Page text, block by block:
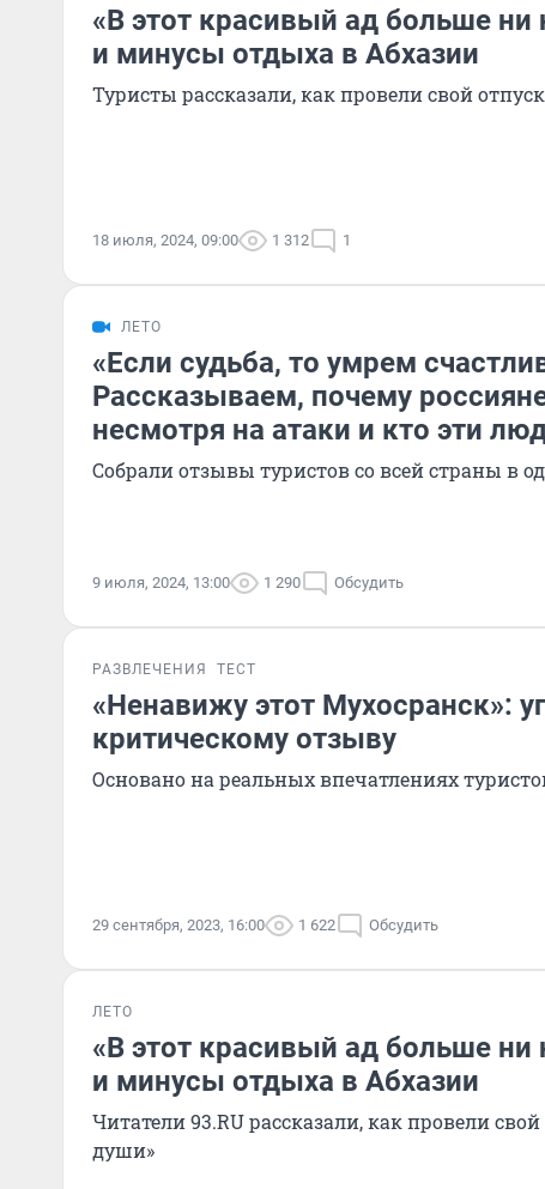
«В этот красивый ад больше
и минусы отдыха в Абхазии
Туристы рассказали, как провели свой
18 июля, 2024, 09:00 1 312 1
ЛЕТО
«Если судьба, то умрем
Рассказываем, почему
несмотря на атаки и кто эти
Собрали отзывы туристов со всей страны в
9 июля, 2024, 13:00 1 290 Обсудить
РАЗВЛЕЧЕНИЯ ТЕСТ
«Ненавижу этот Мухосранск»:
критическому отзыву
Основано на реальных впечатлениях
29 сентября, 2023, 16:00 1 622 Обсудить
ЛЕТО
«В этот красивый ад больше
и минусы отдыха в Абхазии
Читатели 93.RU рассказали, как провели свой
души»